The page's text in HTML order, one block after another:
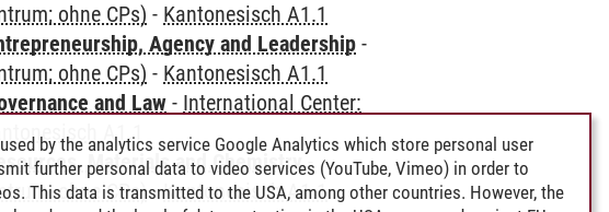
ohne CPs) - Kantonesisch A1.1
Agency and Leadership -
ohne CPs) - Kantonesisch A1.1
and Law - International Center:
A1.1
Materials and Chemistry-
ohne CPs)-Kantonesisch A1.1
by the analytics service Google Analytics which store personal user
further personal data to video services (YouTube, Vimeo) in order to
This data is transmitted to the USA, among other countries. However, the